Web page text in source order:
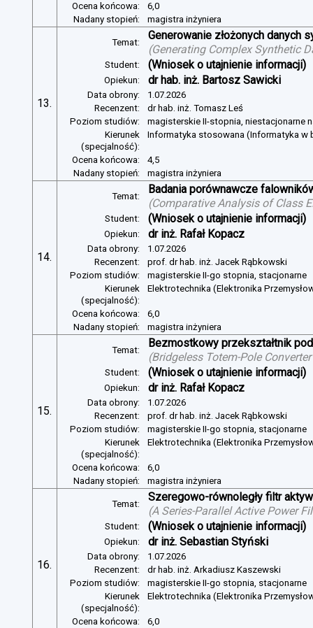
Ocena końcowa:
6,0
Nadany stopień:
magistra inżyniera
13.
Temat:
Generowanie złożonych danych
(Generating Complex Synthetic
Student: (Wniosek o utajnienie informacji)
Opiekun: dr hab. inż. Bartosz Sawicki
Data obrony:
1.07.2026
Recenzent:
dr hab. inż. Tomasz Leś
Poziom studiów:
magisterskie II-stopnia, niestacjonarne
Kierunek
(specjalność):
Informatyka stosowana (Informatyka w
Ocena końcowa:
4,5
Nadany stopień:
magistra inżyniera
14.
Temat:
Badania porównawcze
(Comparative Analysis of Class
Student: (Wniosek o utajnienie informacji)
Opiekun: dr inż. Rafał Kopacz
Data obrony:
1.07.2026
Recenzent:
prof. dr hab. inż. Jacek Rąbkowski
Poziom studiów:
magisterskie II-go stopnia, stacjonarne
Kierunek
(specjalność):
Elektrotechnika (Elektronika
Ocena końcowa:
6,0
Nadany stopień:
magistra inżyniera
15.
Temat:
Bezmostkowy przekształtnik
(Bridgeless Totem-Pole
Student: (Wniosek o utajnienie informacji)
Opiekun: dr inż. Rafał Kopacz
Data obrony:
1.07.2026
Recenzent:
prof. dr hab. inż. Jacek Rąbkowski
Poziom studiów:
magisterskie II-go stopnia, stacjonarne
Kierunek
(specjalność):
Elektrotechnika (Elektronika
Ocena końcowa:
6,0
Nadany stopień:
magistra inżyniera
16.
Temat:
Szeregowo-równoległy filtr
(A Series-Parallel Active Power
Student: (Wniosek o utajnienie informacji)
Opiekun: dr inż. Sebastian Styński
Data obrony:
1.07.2026
Recenzent:
dr hab. inż. Arkadiusz Kaszewski
Poziom studiów:
magisterskie II-go stopnia, stacjonarne
Kierunek
(specjalność):
Elektrotechnika (Elektronika
Ocena końcowa:
6,0